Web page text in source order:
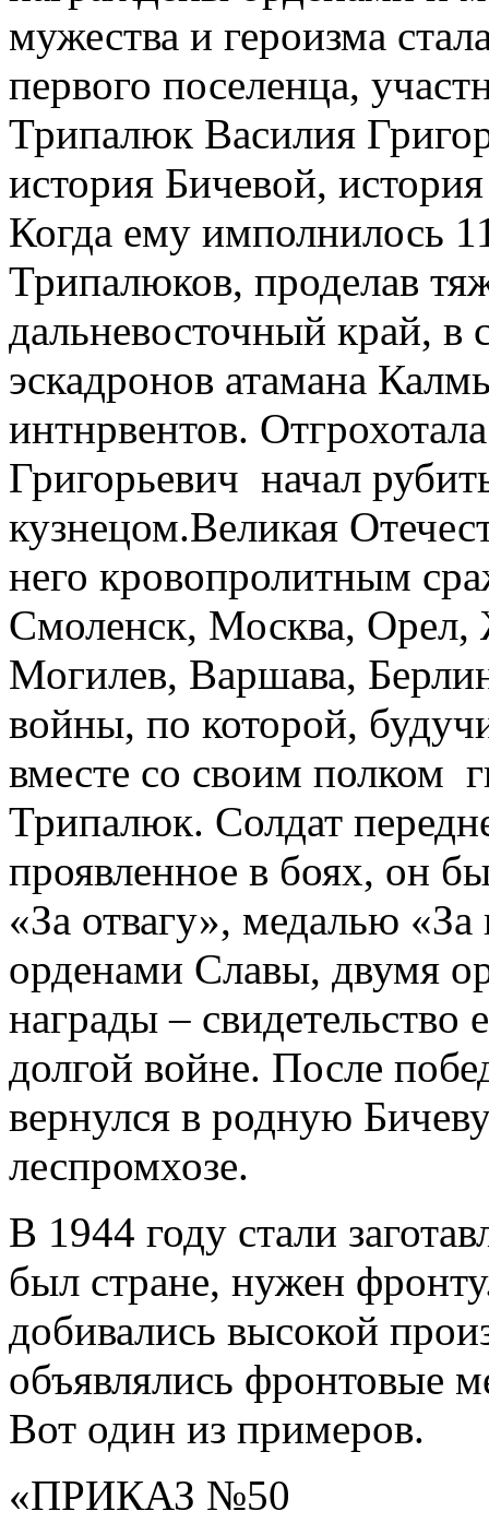
мужества и героизма
первого поселенца,
Трипалюк Василия
история Бичевой,
Когда ему имполнилось
Трипалюков, проделав
дальневосточный край, в
эскадронов атамана
интнрвентов.
Григорьевич начал
кузнецом.Великая
него кровопролитным
Смоленск, Москва, Орел,
Могилев, Варшава,
войны, по которой,
вместе со своим полком
Трипалюк. Солдат
проявленное в боях, он
«За отвагу», медалью
орденами Славы, двумя
награды – свидетельство
долгой войне. После
вернулся в родную
леспромхозе.
В 1944 году стали
был стране, нужен
добивались высокой
объявлялись фронтовые
Вот один из примеров.
«ПРИКАЗ №50